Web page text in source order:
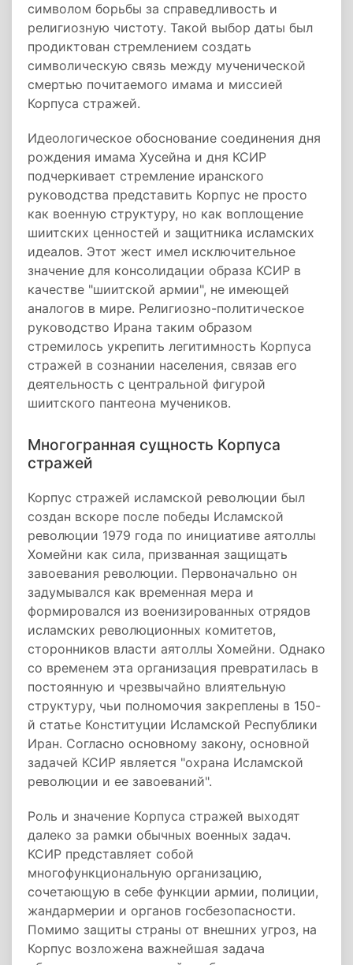
символом борьбы за справедливость и
религиозную чистоту. Такой выбор даты был
продиктован стремлением создать
символическую связь между мученической
смертью почитаемого имама и миссией
Корпуса стражей.
Идеологическое обоснование соединения дня
рождения имама Хусейна и дня КСИР
подчеркивает стремление иранского
руководства представить Корпус не просто
как военную структуру, но как воплощение
шиитских ценностей и защитника исламских
идеалов. Этот жест имел исключительное
значение для консолидации образа КСИР в
качестве "шиитской армии", не имеющей
аналогов в мире. Религиозно-политическое
руководство Ирана таким образом
стремилось укрепить легитимность Корпуса
стражей в сознании населения, связав его
деятельность с центральной фигурой
шиитского пантеона мучеников.
Многогранная сущность Корпуса
стражей
Корпус стражей исламской революции был
создан вскоре после победы Исламской
революции 1979 года по инициативе аятоллы
Хомейни как сила, призванная защищать
завоевания революции. Первоначально он
задумывался как временная мера и
формировался из военизированных отрядов
исламских революционных комитетов,
сторонников власти аятоллы Хомейни. Однако
со временем эта организация превратилась в
постоянную и чрезвычайно влиятельную
структуру, чьи полномочия закреплены в 150-
й статье Конституции Исламской Республики
Иран. Согласно основному закону, основной
задачей КСИР является "охрана Исламской
революции и ее завоеваний".
Роль и значение Корпуса стражей выходят
далеко за рамки обычных военных задач.
КСИР представляет собой
многофункциональную организацию,
сочетающую в себе функции армии, полиции,
жандармерии и органов госбезопасности.
Помимо защиты страны от внешних угроз, на
Корпус возложена важнейшая задача